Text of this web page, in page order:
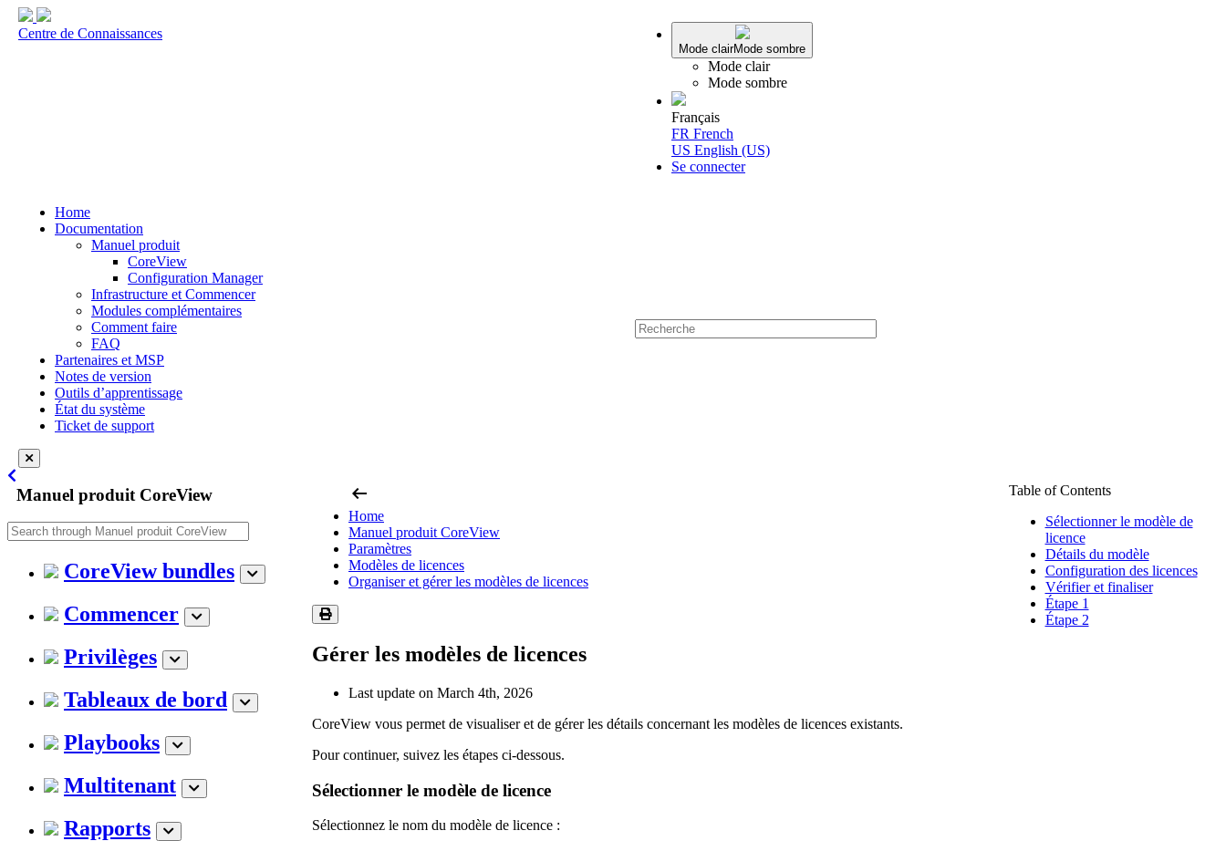
Centre de Connaissances
Mode clairMode sombre
Mode clair
Mode sombre
Français
FR French
US English (US)
Se connecter
Home
Documentation
Manuel produit
CoreView
Configuration Manager
Infrastructure et Commencer
Modules complémentaires
Comment faire
FAQ
Partenaires et MSP
Notes de version
Outils d’apprentissage
État du système
Ticket de support
Manuel produit CoreView
CoreView bundles
Commencer
Privilèges
Tableaux de bord
Playbooks
Multitenant
Rapports
arrow_left_alt
Home
Manuel produit CoreView
Paramètres
Modèles de licences
Organiser et gérer les modèles de licences
Gérer les modèles de licences
Last update on March 4th, 2026
CoreView vous permet de visualiser et de gérer les détails concernant les modèles de licences existants.
Pour continuer, suivez les étapes ci-dessous.
Sélectionner le modèle de licence
Sélectionnez le nom du modèle de licence :
Table of Contents
Sélectionner le modèle de
licence
Détails du modèle
Configuration des licences
Vérifier et finaliser
Étape 1
Étape 2